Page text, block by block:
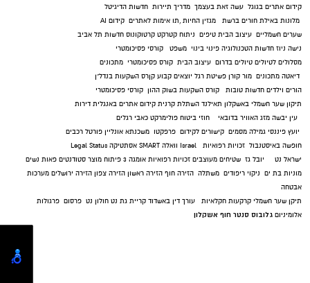
קידום אתרים בגוגל עשה זאת בעצמך מדריך תיירות חדשות הדיגיטל
מלונות באילת חורים ברשת מגזין החיות ,תו אימות לאתרים קידום AI
שערים חשמליים עיצוב הבית טיפים ניתוח קטרקט קרטוקונוס חדשות תל אביב
נישה ניוז חדשות הטכנולוגיה פינוי בינוי משפט
קורסי פסיכומטרי
מסלולים לטיולים טיולים בדרום עיצוב הבית קורס פסיכומטרי מתכונים
דיאטה מתכונים מור קורן פשיטת רגל יוצאים קבוע קןרס השקעות בנדל"ן
הורים וילדים חדשות טובות קורס השקעות בשוק ההון קורסי פסיכומטרי
תיקון שער חשמלי באשקלון תאילנד השתלת קרנית קידום אתרים באנגלית דירות
עין יבשה מזג האוויר בדובאי חוזי ביטוח פולימרקט כאבי רגלים
יועץ פיננסי גמילה מסמים קישורים לקידום פרפקטו משכנתא אונליין פורטל רכבים
חופשה באיסטנבול זכויות רפואיות Israel וואלה SMART אסתטיקה Legal Status
ישראל נט
יובל גז שטיחים מעוצבים זכויות רפואיות אומגה 3 פיתוח מוצר סטודנטים פאות נשים
מוניות בת ים ניקוי ריפודים משתלה הזירה חוף הזירה ראשון הזירה צפון הזירה ירושלים מערכות
אבטחה
תיקן שער חשמלי קרקעות חקלאיות עורך דין באשדוד קריית גת נט חולון נט פרסום פרגולות
אלומיניום גלובוס סנטר חוף אשקלון